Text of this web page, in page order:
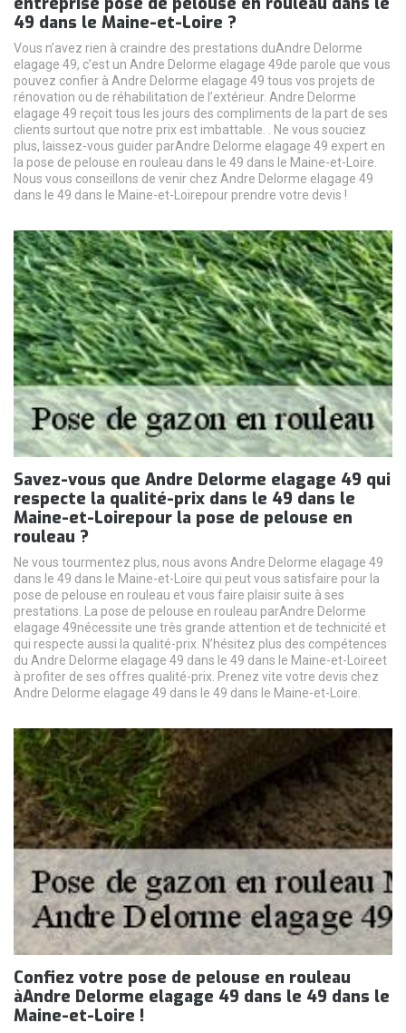
49 dans le Maine-et-Loire ?
Vous n’avez rien à craindre des prestations duAndre Delorme
elagage 49, c’est un Andre Delorme elagage 49de parole que vous
pouvez confier à Andre Delorme elagage 49 tous vos projets de
rénovation ou de réhabilitation de l’extérieur. Andre Delorme
elagage 49 reçoit tous les jours des compliments de la part de ses
clients surtout que notre prix est imbattable. . Ne vous souciez
plus, laissez-vous guider parAndre Delorme elagage 49 expert en
la pose de pelouse en rouleau dans le 49 dans le Maine-et-Loire.
Nous vous conseillons de venir chez Andre Delorme elagage 49
dans le 49 dans le Maine-et-Loirepour prendre votre devis !
Savez-vous que Andre Delorme elagage 49 qui
respecte la qualité-prix dans le 49 dans le
Maine-et-Loirepour la pose de pelouse en
rouleau ?
Ne vous tourmentez plus, nous avons Andre Delorme elagage 49
dans le 49 dans le Maine-et-Loire qui peut vous satisfaire pour la
pose de pelouse en rouleau et vous faire plaisir suite à ses
prestations. La pose de pelouse en rouleau parAndre Delorme
elagage 49nécessite une très grande attention et de technicité et
qui respecte aussi la qualité-prix. N’hésitez plus des compétences
du Andre Delorme elagage 49 dans le 49 dans le Maine-et-Loireet
à profiter de ses offres qualité-prix. Prenez vite votre devis chez
Andre Delorme elagage 49 dans le 49 dans le Maine-et-Loire.
Confiez votre pose de pelouse en rouleau
àAndre Delorme elagage 49 dans le 49 dans le
Maine-et-Loire !